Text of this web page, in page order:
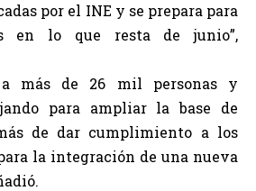
por el INE y se prepara para
en lo que resta de junio”,
a más de 26 mil personas y
para ampliar la base de
de dar cumplimiento a los
la integración de una nueva